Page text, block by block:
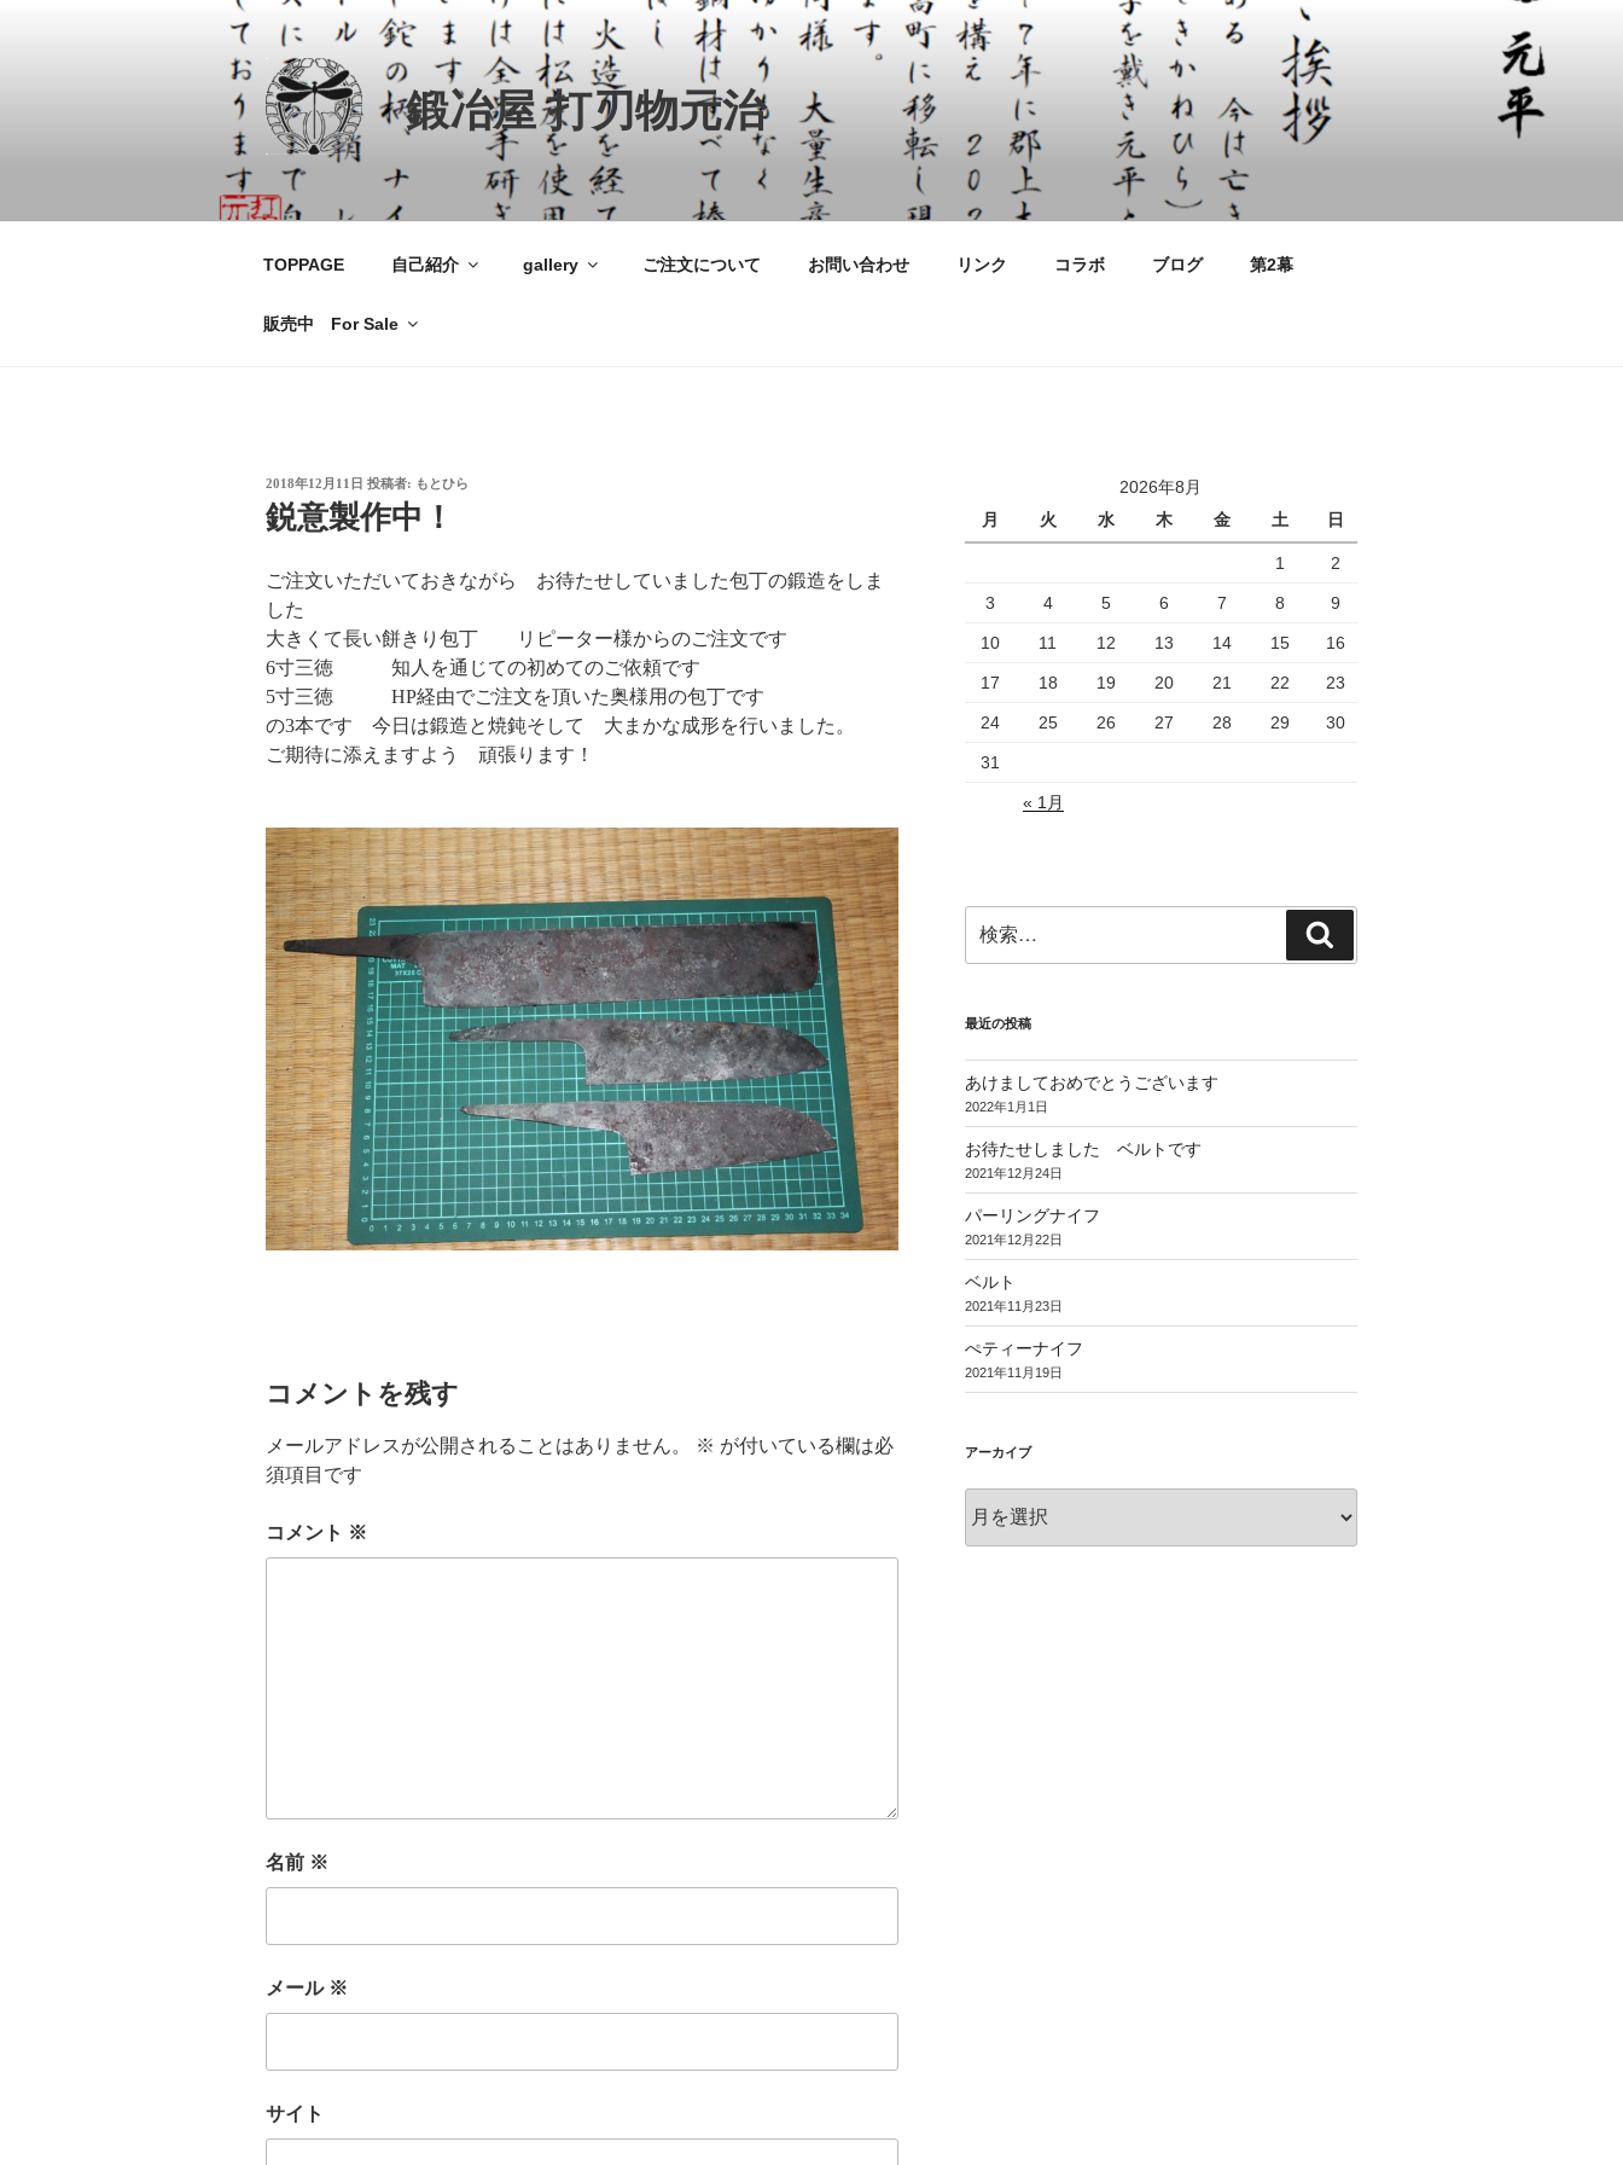
鍛冶屋 打刃物元治
TOPPAGE 自己紹介 gallery ご注文について お問い合わせ リンク コラボ ブログ 第2幕
販売中 For Sale
投
稿
日:
2018年12月11日 投稿者: もとひら
鋭意製作中！
ご注文いただいておきながら お待たせしていました包丁の鍛造をしま
した
大きくて長い餅きり包丁 リピーター様からのご注文です
6寸三徳 知人を通じての初めてのご依頼です
5寸三徳 HP経由でご注文を頂いた奥様用の包丁です
の3本です 今日は鍛造と焼鈍そして 大まかな成形を行いました。
ご期待に添えますよう 頑張ります！
コメントを残す
メールアドレスが公開されることはありません。 ※ が付いている欄は必
須項目です
コメント ※
名前 ※
メール ※
サイト
2026年8月
月
火 水 木 金 土 日
1 2
3 4 5 6 7 8 9
10 11 12 13 14 15 16
17 18 19 20 21 22 23
24 25 26 27 28 29 30
31
« 1月
索:
索
最近の投稿
あけましておめでとうございます
2022年1月1日
お待たせしました ベルトです
2021年12月24日
パーリングナイフ
2021年12月22日
ベルト
2021年11月23日
ぺティーナイフ
2021年11月19日
アーカイブ
ー